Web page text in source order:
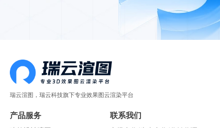
瑞云渲图，瑞云科技旗下专业效果图云渲染平台
产品服务 联系我们